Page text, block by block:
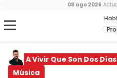
08 ago 2026
A Vivir Que Son Dos Días
Música